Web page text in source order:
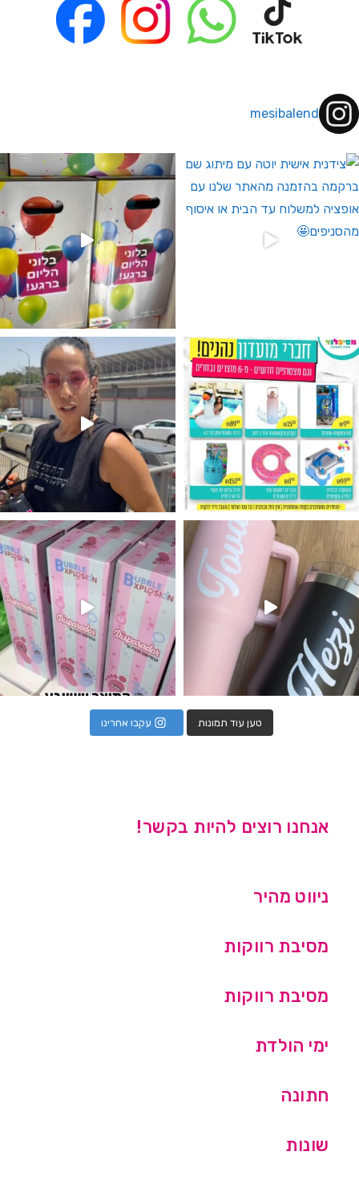
mesibalend
לחברי מועדון ומצטרפים חדשים🤍
מין העובר רק במסיבלנד !! קיים
מטף לגילוי מין העובר חזר למלא
טען עוד תמונות עקבו אחרינו
אנחנו רוצים להיות בקשר!
ניווט מהיר
מסיבת רווקות
מסיבת רווקות
ימי הולדת
חתונה
שונות